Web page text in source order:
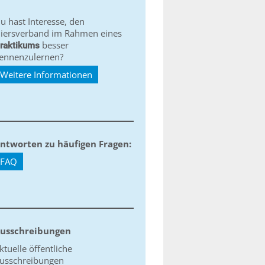
hast Interesse, den
im Rahmen eines
besser
Weitere Informationen
zu häufigen Fragen:
FAQ
öffentliche